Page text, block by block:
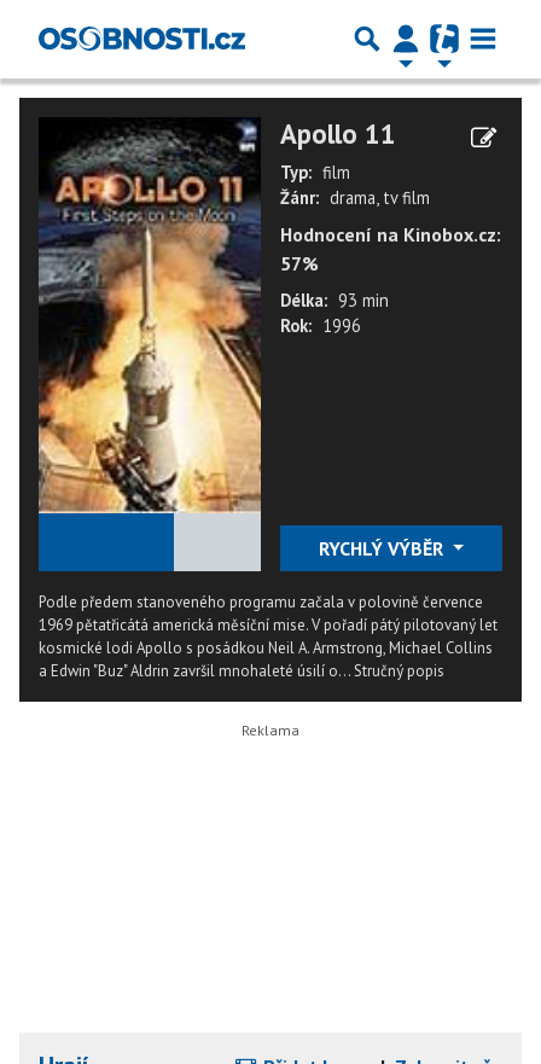
Apollo 11
Typ: film
Žánr: drama, tv film
Hodnocení na Kinobox.cz:
57%
Délka: 93 min
Rok: 1996
RYCHLÝ VÝBĚR
Podle předem stanoveného programu začala v polovině července
1969 pětatřicátá americká měsíční mise. V pořadí pátý pilotovaný let
kosmické lodi Apollo s posádkou Neil A. Armstrong, Michael Collins
a Edwin "Buz" Aldrin završil mnohaleté úsilí o...Stručný popis